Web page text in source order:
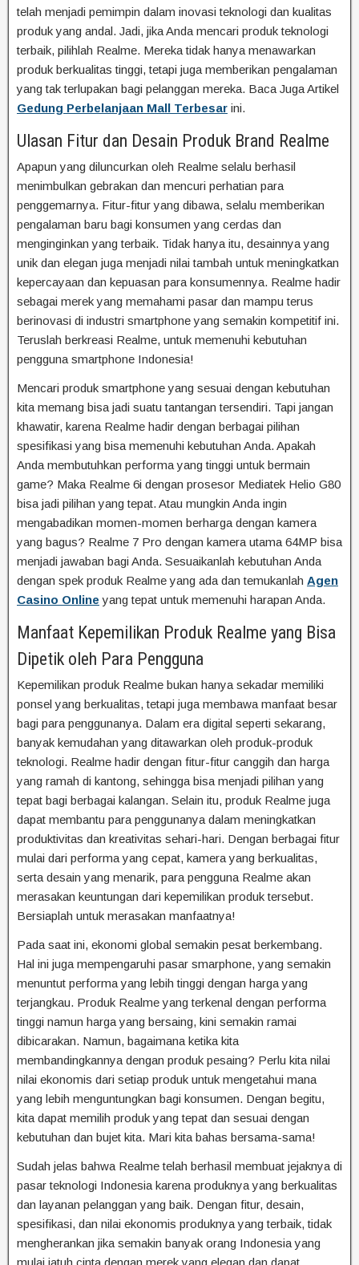
telah menjadi pemimpin dalam inovasi teknologi dan kualitas
produk yang andal. Jadi, jika Anda mencari produk teknologi
terbaik, pilihlah Realme. Mereka tidak hanya menawarkan
produk berkualitas tinggi, tetapi juga memberikan pengalaman
yang tak terlupakan bagi pelanggan mereka. Baca Juga Artikel
Gedung Perbelanjaan Mall Terbesar ini.
Ulasan Fitur dan Desain Produk Brand Realme
Apapun yang diluncurkan oleh Realme selalu berhasil
menimbulkan gebrakan dan mencuri perhatian para
penggemarnya. Fitur-fitur yang dibawa, selalu memberikan
pengalaman baru bagi konsumen yang cerdas dan
menginginkan yang terbaik. Tidak hanya itu, desainnya yang
unik dan elegan juga menjadi nilai tambah untuk meningkatkan
kepercayaan dan kepuasan para konsumennya. Realme hadir
sebagai merek yang memahami pasar dan mampu terus
berinovasi di industri smartphone yang semakin kompetitif ini.
Teruslah berkreasi Realme, untuk memenuhi kebutuhan
pengguna smartphone Indonesia!
Mencari produk smartphone yang sesuai dengan kebutuhan
kita memang bisa jadi suatu tantangan tersendiri. Tapi jangan
khawatir, karena Realme hadir dengan berbagai pilihan
spesifikasi yang bisa memenuhi kebutuhan Anda. Apakah
Anda membutuhkan performa yang tinggi untuk bermain
game? Maka Realme 6i dengan prosesor Mediatek Helio G80
bisa jadi pilihan yang tepat. Atau mungkin Anda ingin
mengabadikan momen-momen berharga dengan kamera
yang bagus? Realme 7 Pro dengan kamera utama 64MP bisa
menjadi jawaban bagi Anda. Sesuaikanlah kebutuhan Anda
dengan spek produk Realme yang ada dan temukanlah Agen
Casino Online yang tepat untuk memenuhi harapan Anda.
Manfaat Kepemilikan Produk Realme yang Bisa
Dipetik oleh Para Pengguna
Kepemilikan produk Realme bukan hanya sekadar memiliki
ponsel yang berkualitas, tetapi juga membawa manfaat besar
bagi para penggunanya. Dalam era digital seperti sekarang,
banyak kemudahan yang ditawarkan oleh produk-produk
teknologi. Realme hadir dengan fitur-fitur canggih dan harga
yang ramah di kantong, sehingga bisa menjadi pilihan yang
tepat bagi berbagai kalangan. Selain itu, produk Realme juga
dapat membantu para penggunanya dalam meningkatkan
produktivitas dan kreativitas sehari-hari. Dengan berbagai fitur
mulai dari performa yang cepat, kamera yang berkualitas,
serta desain yang menarik, para pengguna Realme akan
merasakan keuntungan dari kepemilikan produk tersebut.
Bersiaplah untuk merasakan manfaatnya!
Pada saat ini, ekonomi global semakin pesat berkembang.
Hal ini juga mempengaruhi pasar smarphone, yang semakin
menuntut performa yang lebih tinggi dengan harga yang
terjangkau. Produk Realme yang terkenal dengan performa
tinggi namun harga yang bersaing, kini semakin ramai
dibicarakan. Namun, bagaimana ketika kita
membandingkannya dengan produk pesaing? Perlu kita nilai
nilai ekonomis dari setiap produk untuk mengetahui mana
yang lebih menguntungkan bagi konsumen. Dengan begitu,
kita dapat memilih produk yang tepat dan sesuai dengan
kebutuhan dan bujet kita. Mari kita bahas bersama-sama!
Sudah jelas bahwa Realme telah berhasil membuat jejaknya di
pasar teknologi Indonesia karena produknya yang berkualitas
dan layanan pelanggan yang baik. Dengan fitur, desain,
spesifikasi, dan nilai ekonomis produknya yang terbaik, tidak
mengherankan jika semakin banyak orang Indonesia yang
mulai jatuh cinta dengan merek yang elegan dan dapat